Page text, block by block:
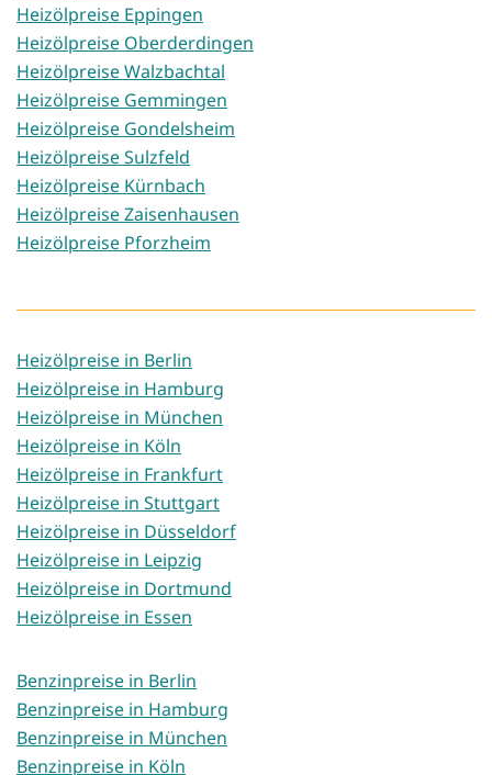
Heizölpreise Eppingen
Heizölpreise Oberderdingen
Heizölpreise Walzbachtal
Heizölpreise Gemmingen
Heizölpreise Gondelsheim
Heizölpreise Sulzfeld
Heizölpreise Kürnbach
Heizölpreise Zaisenhausen
Heizölpreise Pforzheim
Heizölpreise in Berlin
Heizölpreise in Hamburg
Heizölpreise in München
Heizölpreise in Köln
Heizölpreise in Frankfurt
Heizölpreise in Stuttgart
Heizölpreise in Düsseldorf
Heizölpreise in Leipzig
Heizölpreise in Dortmund
Heizölpreise in Essen
Benzinpreise in Berlin
Benzinpreise in Hamburg
Benzinpreise in München
Benzinpreise in Köln